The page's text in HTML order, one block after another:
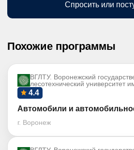
Спросить или
Похожие программы
ВГЛТУ. Воронежский
лесотехнический университет
4.4
Автомобили и
г. Воронеж